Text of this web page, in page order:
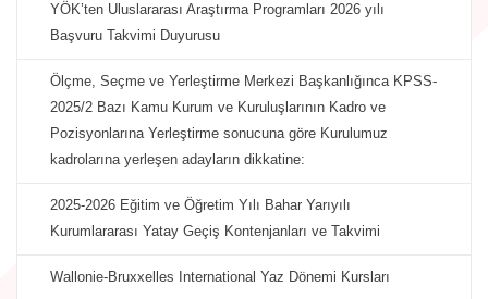
YÖK’ten Uluslararası Araştırma Programları 2026 yılı
Başvuru Takvimi Duyurusu
Ölçme, Seçme ve Yerleştirme Merkezi Başkanlığınca KPSS-
2025/2 Bazı Kamu Kurum ve Kuruluşlarının Kadro ve
Pozisyonlarına Yerleştirme sonucuna göre Kurulumuz
kadrolarına yerleşen adayların dikkatine:
2025-2026 Eğitim ve Öğretim Yılı Bahar Yarıyılı
Kurumlararası Yatay Geçiş Kontenjanları ve Takvimi
Wallonie-Bruxxelles International Yaz Dönemi Kursları